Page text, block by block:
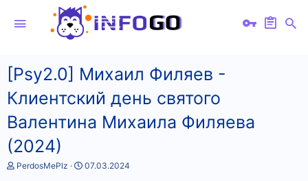
[Psy2.0] Михаил Филяев -
Клиентский день святого
Валентина Михаила Филяева
(2024)
А
PerdosMePlz
Д
07.03.2024